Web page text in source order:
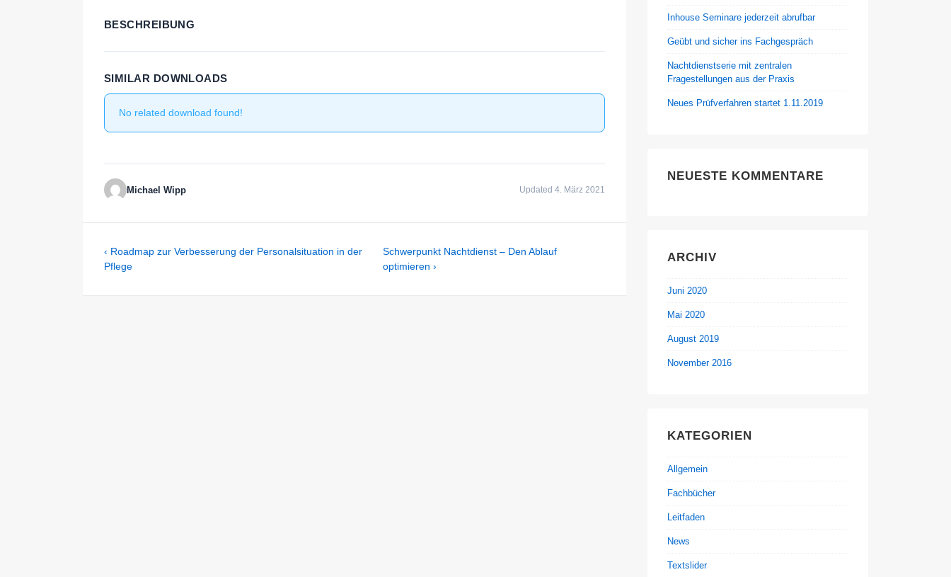
BESCHREIBUNG
SIMILAR DOWNLOADS
No related download found!
Michael Wipp Updated 4. März 2021
Beitragsnavigation
Previous
Post
‹ Roadmap zur Verbesserung der Personalsituation in der
Pflege
Next
Post
Schwerpunkt Nachtdienst – Den Ablauf
optimieren ›
Inhouse Seminare jederzeit abrufbar
Geübt und sicher ins Fachgespräch
Nachtdienstserie mit zentralen
Fragestellungen aus der Praxis
Neues Prüfverfahren startet 1.11.2019
NEUESTE KOMMENTARE
ARCHIV
Juni 2020
Mai 2020
August 2019
November 2016
KATEGORIEN
Allgemein
Fachbücher
Leitfaden
News
Textslider